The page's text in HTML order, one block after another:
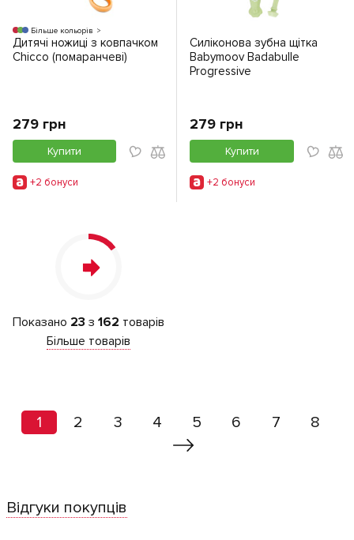
Більше кольорів
Дитячі ножиці з ковпачком
Chicco (помаранчеві)
279 грн
Купити
+2 бонуси
Силіконова зубна щітка
Babymoov Badabulle
Progressive
279 грн
Купити
+2 бонуси
Показано 23 з 162 товарів
Більше товарів
1 2 3 4 5 6 7 8
Відгуки покупців